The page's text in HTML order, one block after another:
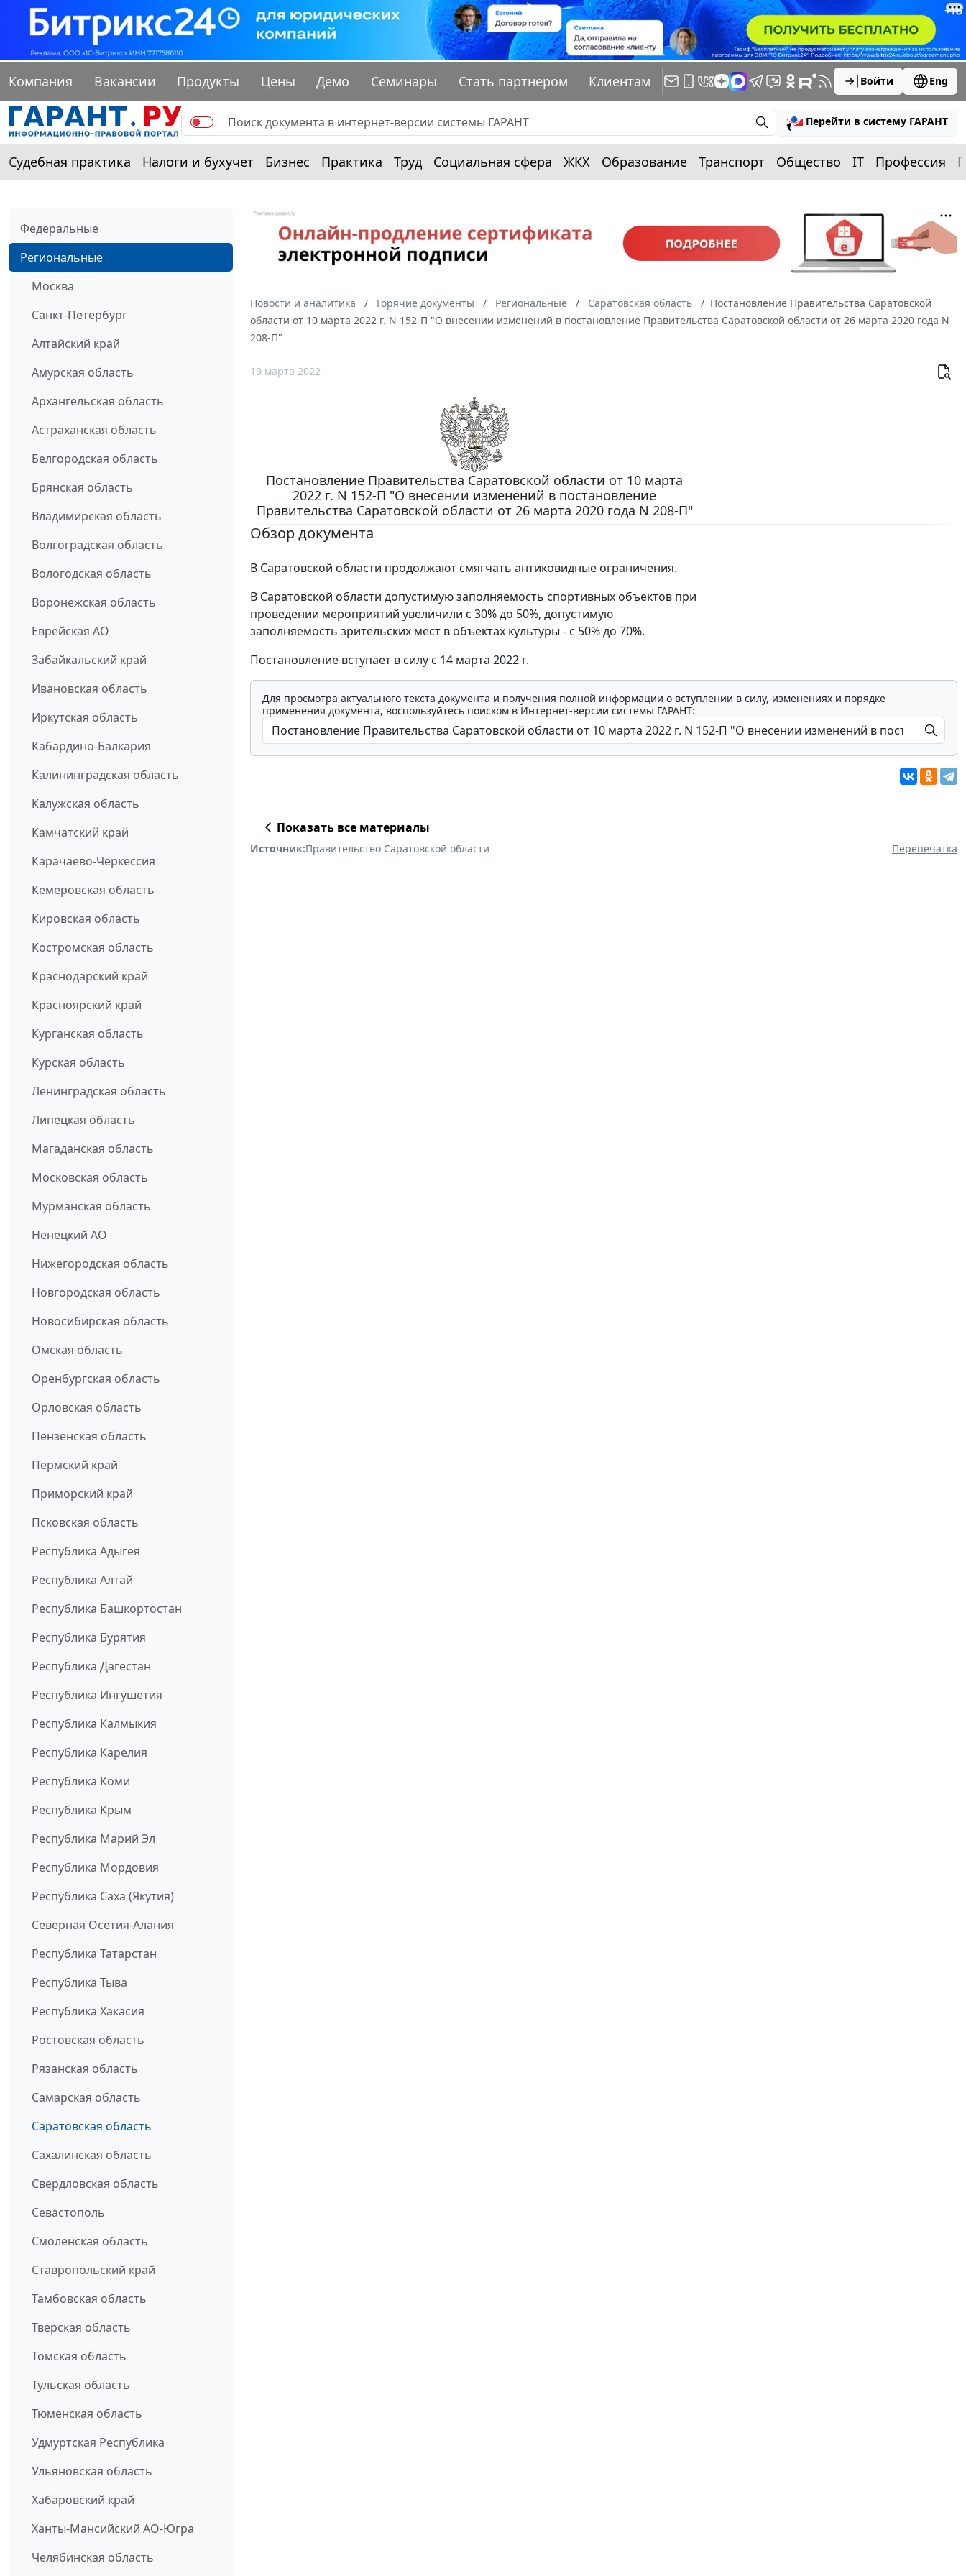
Компания Вакансии Продукты Цены Демо Семинары Стать партнером Клиентам Войти Eng
Перейти в систему ГАРАНТ
Судебная практика Налоги и бухучет Бизнес Практика Труд Социальная сфера ЖКХ Образование Транспорт Общество IT Профессия
Федеральные
Региональные
Москва
Санкт-Петербург
Алтайский край
Амурская область
Архангельская область
Астраханская область
Белгородская область
Брянская область
Владимирская область
Волгоградская область
Вологодская область
Воронежская область
Еврейская АО
Забайкальский край
Ивановская область
Иркутская область
Кабардино-Балкария
Калининградская область
Калужская область
Камчатский край
Карачаево-Черкессия
Кемеровская область
Кировская область
Костромская область
Краснодарский край
Красноярский край
Курганская область
Курская область
Ленинградская область
Липецкая область
Магаданская область
Московская область
Мурманская область
Ненецкий АО
Нижегородская область
Новгородская область
Новосибирская область
Омская область
Оренбургская область
Орловская область
Пензенская область
Пермский край
Приморский край
Псковская область
Республика Адыгея
Республика Алтай
Республика Башкортостан
Республика Бурятия
Республика Дагестан
Республика Ингушетия
Республика Калмыкия
Республика Карелия
Республика Коми
Республика Крым
Республика Марий Эл
Республика Мордовия
Республика Саха (Якутия)
Северная Осетия-Алания
Республика Татарстан
Республика Тыва
Республика Хакасия
Ростовская область
Рязанская область
Самарская область
Саратовская область
Сахалинская область
Свердловская область
Севастополь
Смоленская область
Ставропольский край
Тамбовская область
Тверская область
Томская область
Тульская область
Тюменская область
Удмуртская Республика
Ульяновская область
Хабаровский край
Ханты-Мансийский АО-Югра
Челябинская область
Новости и аналитика Горячие документы Региональные Саратовская область
Постановление Правительства Саратовской
области от 10 марта 2022 г. N 152-П "О внесении изменений в постановление Правительства Саратовской области от 26 марта 2020 года N
208-П"
19 марта 2022
Постановление Правительства Саратовской области от 10 марта
2022 г. N 152-П "О внесении изменений в постановление
Правительства Саратовской области от 26 марта 2020 года N 208-П"
Обзор документа
В Саратовской области продолжают смягчать антиковидные ограничения.
В Саратовской области допустимую заполняемость спортивных объектов при
проведении мероприятий увеличили с 30% до 50%, допустимую
заполняемость зрительских мест в объектах культуры - с 50% до 70%.
Постановление вступает в силу с 14 марта 2022 г.
Для просмотра актуального текста документа и получения полной информации о вступлении в силу, изменениях и порядке
применения документа, воспользуйтесь поиском в Интернет-версии системы ГАРАНТ:
Показать все материалы
Источник:Правительство Саратовской области Перепечатка